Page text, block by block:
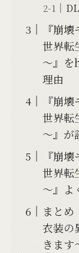
『崩
世界転
～』
理由
『崩
世界転
～』が
『崩
世界転
～』よ
まとめ
衣装の
きま